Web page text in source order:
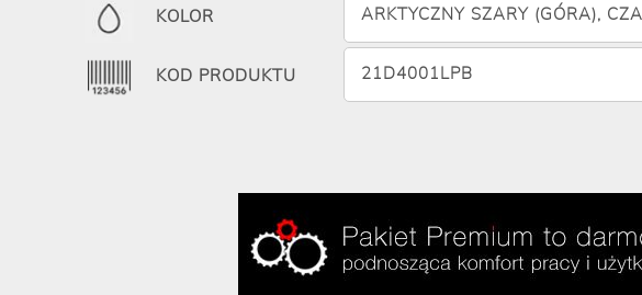
KOLOR ARKTYCZNY SZARY (GÓRA),
KOD PRODUKTU 21D4001LPB